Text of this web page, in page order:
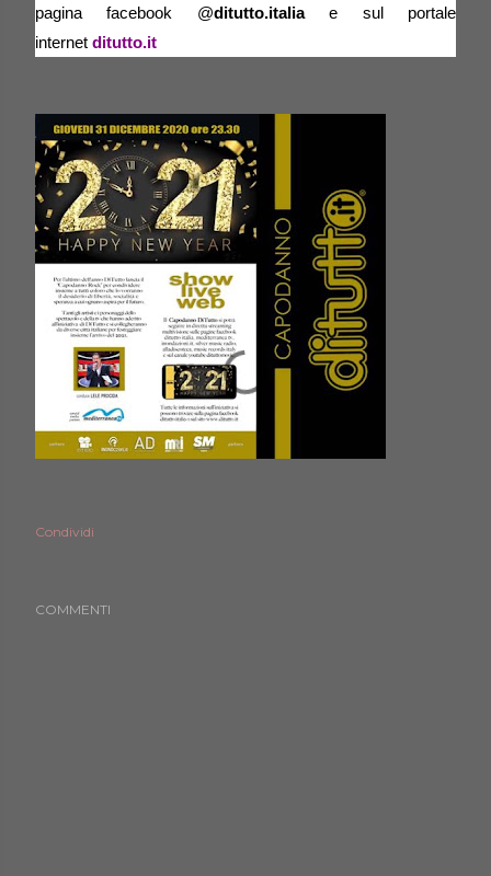
pagina facebook @ditutto.italiae sul portale
internet ditutto.it
Condividi
COMMENTI